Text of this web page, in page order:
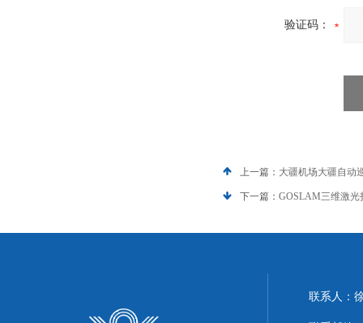
验证码：
上一篇： 大疆机场大疆自动
下一篇： GOSLAM三维激光
联系人：